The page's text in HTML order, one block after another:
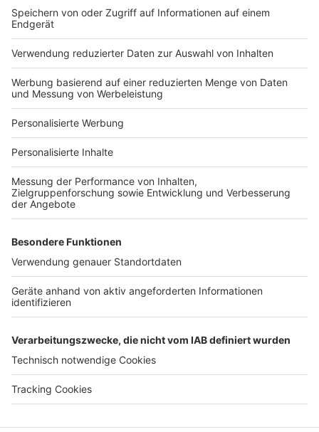
Bauprojekt-Quiz
Häuser-Suche
Hausanbieter-Suche
Bauprojekt-Profil
Für Unternehmen
Ihre Baufirma auf bauen.de
Kostenloses Infogespräch